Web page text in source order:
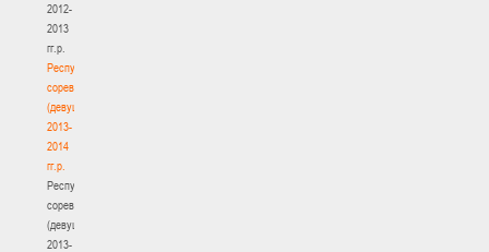
2012-
2013
гг.р.
Республиканские
соревнования
(девушки)
2013-
2014
гг.р.
Республиканские
соревнования
(девушки)
2013-